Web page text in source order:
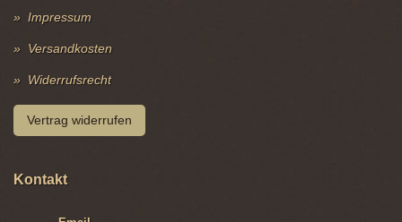
Impressum
Versandkosten
Widerrufsrecht
Vertrag widerrufen
Kontakt